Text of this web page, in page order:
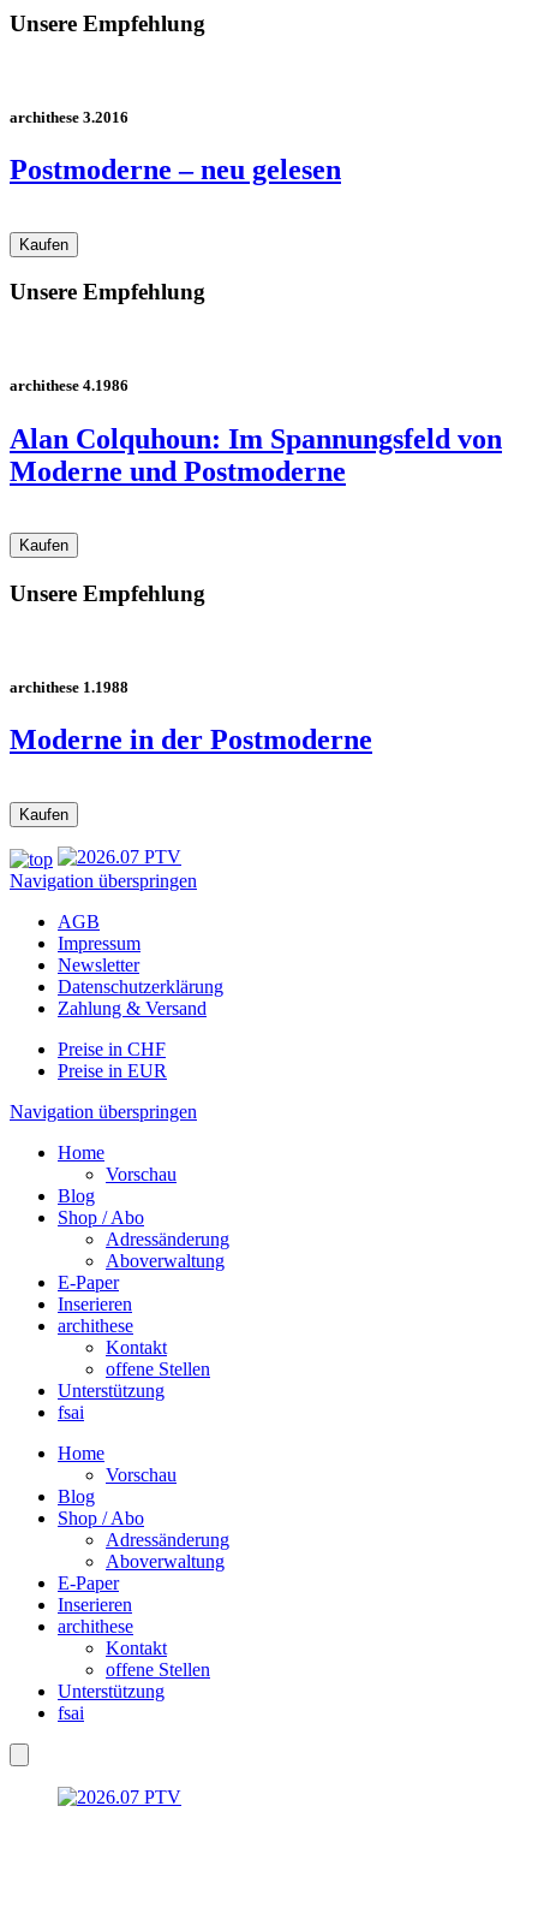
Unsere Empfehlung
archithese 3.2016
Postmoderne – neu gelesen
Unsere Empfehlung
archithese 4.1986
Alan Colquhoun: Im Spannungsfeld von
Moderne und Postmoderne
Unsere Empfehlung
archithese 1.1988
Moderne in der Postmoderne
Navigation überspringen
AGB
Impressum
Newsletter
Datenschutzerklärung
Zahlung & Versand
Preise in CHF
Preise in EUR
Navigation überspringen
Home
Vorschau
Blog
Shop / Abo
Adressänderung
Aboverwaltung
E-Paper
Inserieren
archithese
Kontakt
offene Stellen
Unterstützung
fsai
Home
Vorschau
Blog
Shop / Abo
Adressänderung
Aboverwaltung
E-Paper
Inserieren
archithese
Kontakt
offene Stellen
Unterstützung
fsai